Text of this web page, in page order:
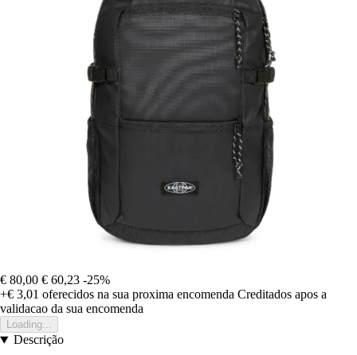
€ 80,00 € 60,23 -25%
+€ 3,01 oferecidos na sua proxima encomenda Creditados apos a
validacao da sua encomenda
Loading...
Descrição